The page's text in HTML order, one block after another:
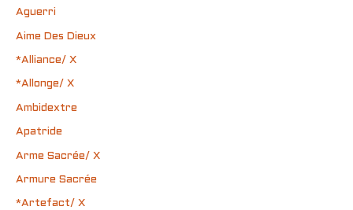
Aguerri
Aime Des Dieux
*Alliance/ X
*Allonge/ X
Ambidextre
Apatride
Arme Sacrée/ X
Armure Sacrée
*Artefact/ X